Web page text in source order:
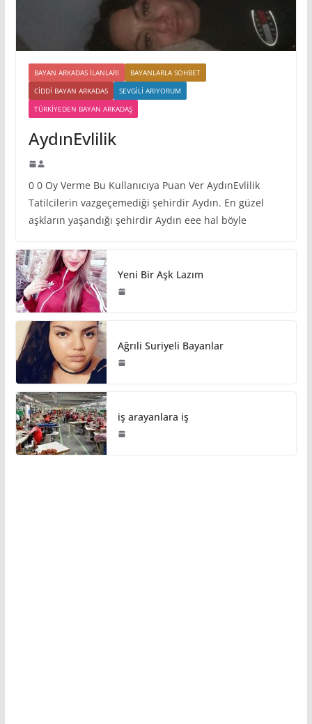
BAYAN ARKADAS ILANLARI
BAYANLARLA SOHBET
CIDDI BAYAN ARKADAS
SEVGILI ARIYORUM
TÜRKIYEDEN BAYAN ARKADAŞ
AydınEvlilik
0 0 Oy Verme Bu Kullanıcıya Puan Ver AydınEvlilik
Tatilcilerin vazgeçemediği şehirdir Aydın. En güzel
aşkların yaşandığı şehirdir Aydın eee hal böyle
Yeni Bir Aşk Lazım
Ağrıli Suriyeli Bayanlar
iş arayanlara iş